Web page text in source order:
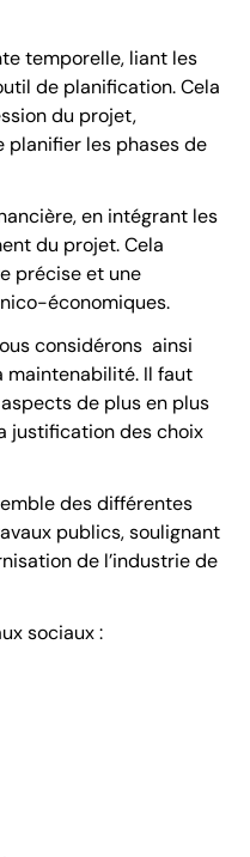
temporelle, liant les
de planification. Cela
du projet,
planifier les phases de
en intégrant les
du projet. Cela
précise et une
économiques.
considérons ainsi
maintenabilité. Il faut
de plus en plus
justification des choix
des différentes
publics, soulignant
de l’industrie de
sociaux :